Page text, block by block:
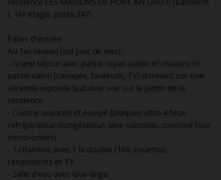
I, 1er étage, porte 247) :
Palier d'entrée
Au 1er niveau (sol jonc de mer) :
- Grand séjour avec partie repas (table et chaises) et
partie salon (canapés, fauteuils, TV) donnant sur une
véranda exposée Sud avec vue sur le jardin de la
résidence
- Cuisine séparée et équipé (plaques vitro 4 feux,
réfrigérateur/congélateur, lave-vaisselle, combiné four
micro-ondes)
- 1 chambre avec 1 lit double (160, couette),
rangements et TV
- Salle d'eau avec lave-linge